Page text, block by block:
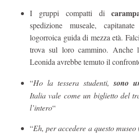
I gruppi compatti di
spedizione museale,
logorroica guida di mezza età.
trova sul loro cammino. Anche
Leonida avrebbe temuto il
“Ho la tessera studenti, sono
Italia vale come un biglietto del
l’intero“
“Eh, per accedere a questo museo